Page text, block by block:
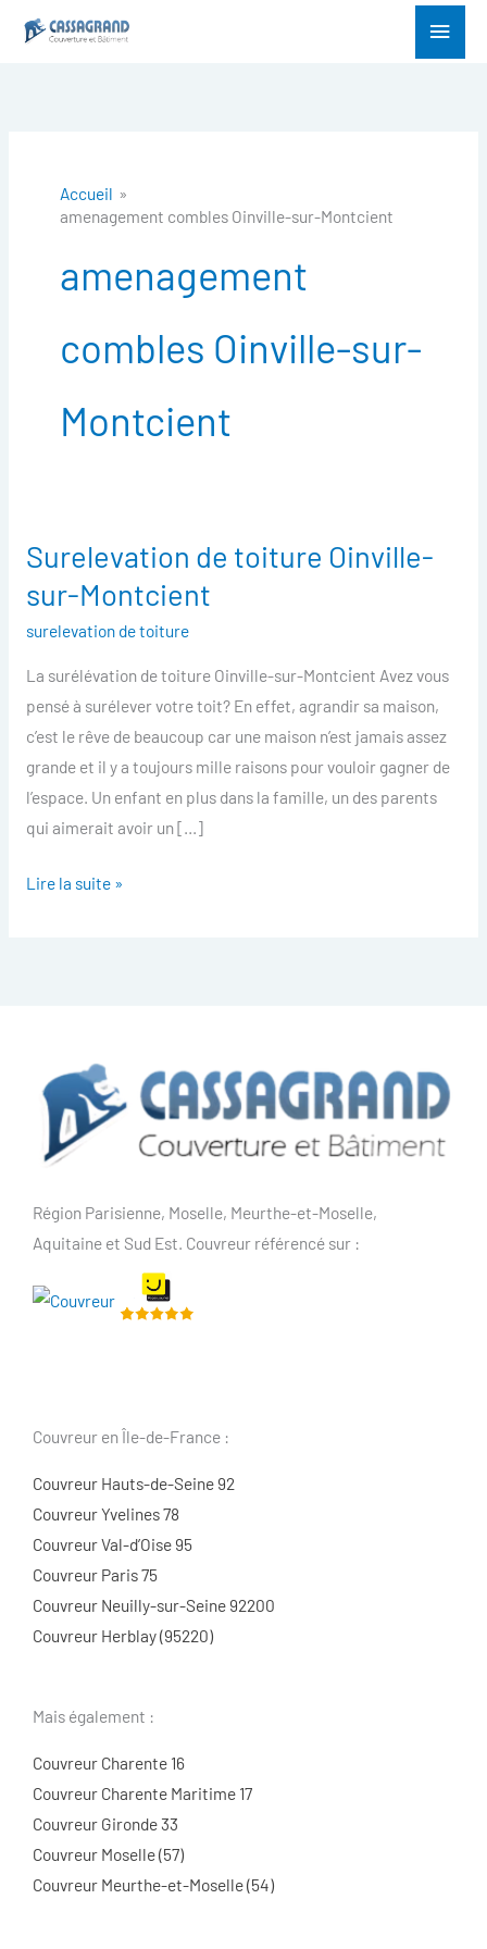
Menu
Accueil
amenagement combles Oinville-sur-Montcient
amenagement
combles Oinville-sur-
Montcient
Surelevation de toiture Oinville-
sur-Montcient
surelevation de toiture
La surélévation de toiture Oinville-sur-Montcient Avez vous
pensé à surélever votre toit? En effet, agrandir sa maison,
c’est le rêve de beaucoup car une maison n’est jamais assez
grande et il y a toujours mille raisons pour vouloir gagner de
l’espace. Un enfant en plus dans la famille, un des parents
qui aimerait avoir un […]
Surelevation
toiture
Oinville-
sur-
Montcient
Lire la suite »
Région Parisienne, Moselle, Meurthe-et-Moselle,
Aquitaine et Sud Est. Couvreur référencé sur :
Couvreur en Île-de-France :
Couvreur Hauts-de-Seine 92
Couvreur Yvelines 78
Couvreur Val-d’Oise 95
Couvreur Paris 75
Couvreur Neuilly-sur-Seine 92200
Couvreur Herblay (95220)
Mais également :
Couvreur Charente 16
Couvreur Charente Maritime 17
Couvreur Gironde 33
Couvreur Moselle (57)
Couvreur Meurthe-et-Moselle (54)